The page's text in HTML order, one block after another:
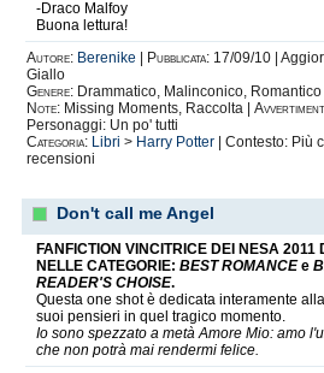
-Draco Malfoy
Buona lettura!
Autore: Berenike Pubblicata: 17/09/10 |
Giallo
Genere: Drammatico, Malinconico, Romantico |
Note: Missing Moments, Raccolta |
Personaggi: Un po' tutti
Categoria: Libri > Harry Potter | Contesto: Più
recensioni
Don't call me Angel
FANFICTION VINCITRICE DEI NESA 2011
NELLE CATEGORIE: BEST ROMANCEe
READER'S CHOISE.
Questa one shot è dedicata interamente
suoi pensieri in quel tragico momento.
Io sono spezzato a metà Amore Mio: amo
che non potrà mai rendermi felice.